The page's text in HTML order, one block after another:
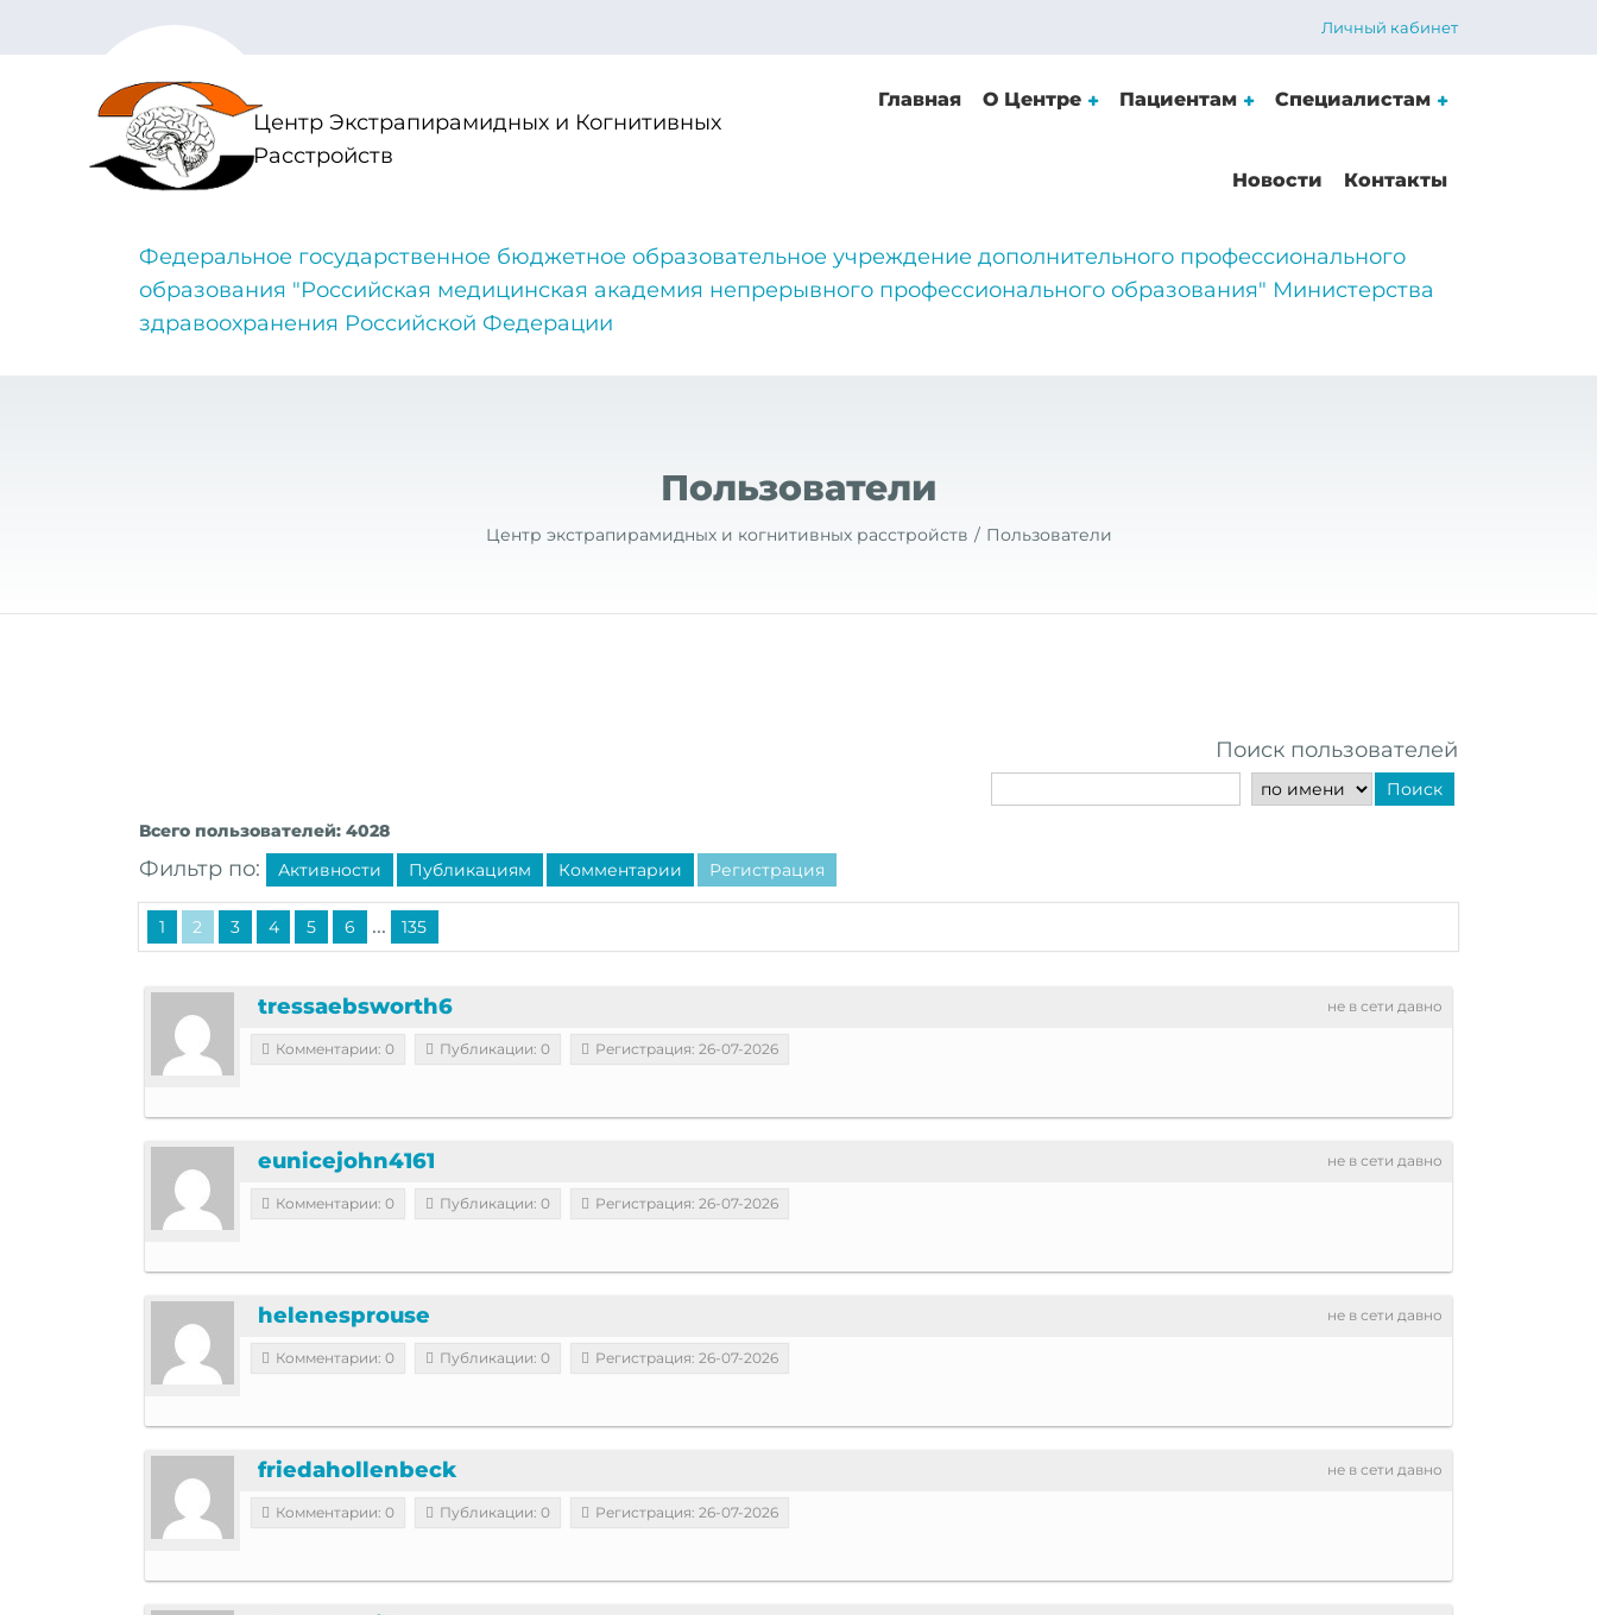
Личный кабинет
Центр Экстрапирамидных и Когнитивных
Расстройств
Главная О Центре Пациентам Специалистам
Новости Контакты
Федеральное государственное бюджетное образовательное учреждение дополнительного профессионального
образования "Российская медицинская академия непрерывного профессионального образования" Министерства
здравоохранения Российской Федерации
Пользователи
Центр экстрапирамидных и когнитивных расстройств Пользователи
Поиск пользователей
Поиск
Всего пользователей: 4028
Фильтр по: Активности Публикациям Комментарии Регистрация
1 2 3 4 5 6 ... 135
не в сети давно
tressaebsworth6
Комментарии: 0 Публикации: 0 Регистрация: 26-07-2026
не в сети давно
eunicejohn4161
Комментарии: 0 Публикации: 0 Регистрация: 26-07-2026
не в сети давно
helenesprouse
Комментарии: 0 Публикации: 0 Регистрация: 26-07-2026
не в сети давно
friedahollenbeck
Комментарии: 0 Публикации: 0 Регистрация: 26-07-2026